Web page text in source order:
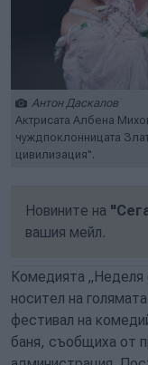
Антон Даскалов
Актрисата Албена
чуждпоклонницата
цивилизация".
Новините на
вашия мейл.
Комедията „Неделя
носител на
фестивал на
баня, съобщиха от